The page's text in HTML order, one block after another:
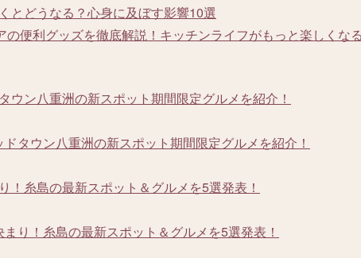
とどうなる？心身に及ぼす影響10選
の便利グッズを徹底解説！キッチンライフがもっと楽しくな
ウン八重洲の新スポット期間限定グルメを紹介！
タウン八重洲の新スポット期間限定グルメを紹介！
！糸島の最新スポット＆グルメを5選発表！
り！糸島の最新スポット＆グルメを5選発表！